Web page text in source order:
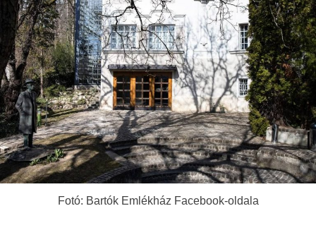
Fotó: Bartók Emlékház Facebook-oldala